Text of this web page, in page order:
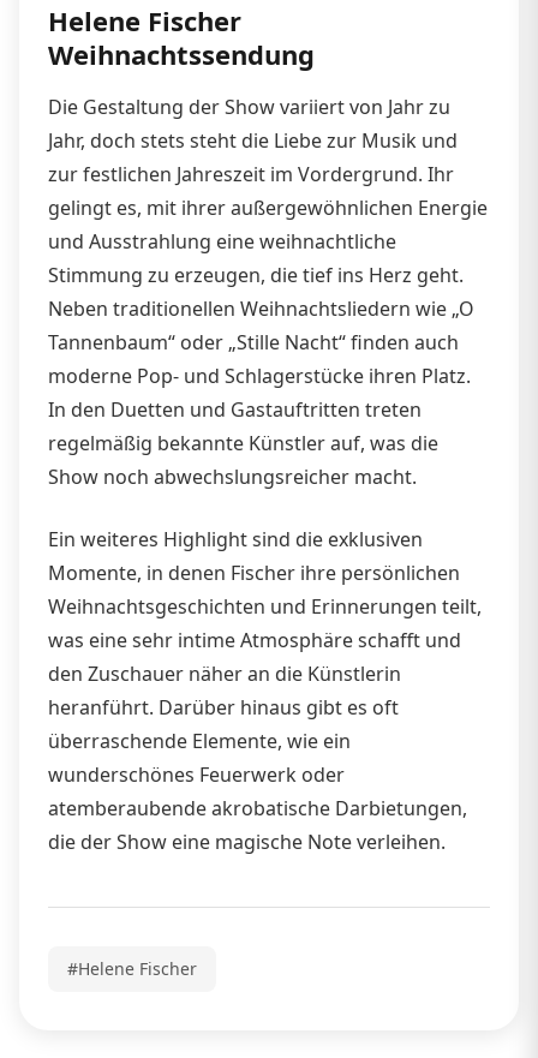
Helene Fischer
Weihnachtssendung
Die Gestaltung der Show variiert von Jahr zu
Jahr, doch stets steht die Liebe zur Musik und
zur festlichen Jahreszeit im Vordergrund. Ihr
gelingt es, mit ihrer außergewöhnlichen Energie
und Ausstrahlung eine weihnachtliche
Stimmung zu erzeugen, die tief ins Herz geht.
Neben traditionellen Weihnachtsliedern wie „O
Tannenbaum“ oder „Stille Nacht“ finden auch
moderne Pop- und Schlagerstücke ihren Platz.
In den Duetten und Gastauftritten treten
regelmäßig bekannte Künstler auf, was die
Show noch abwechslungsreicher macht.
Ein weiteres Highlight sind die exklusiven
Momente, in denen Fischer ihre persönlichen
Weihnachtsgeschichten und Erinnerungen teilt,
was eine sehr intime Atmosphäre schafft und
den Zuschauer näher an die Künstlerin
heranführt. Darüber hinaus gibt es oft
überraschende Elemente, wie ein
wunderschönes Feuerwerk oder
atemberaubende akrobatische Darbietungen,
die der Show eine magische Note verleihen.
#Helene Fischer